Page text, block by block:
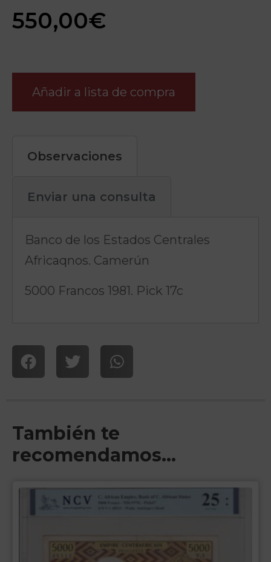
550,00€
Añadir a lista de compra
Observaciones
Enviar una consulta
Banco de los Estados Centrales
Africaqnos. Camerún
5000 Francos 1981. Pick 17c
También te
recomendamos…